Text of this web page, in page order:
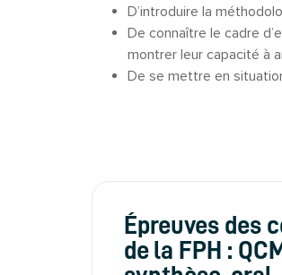
D’introduire la
De connaître le cadre
montrer leur capacité à
De se mettre en
Épreuves des
de la FPH :